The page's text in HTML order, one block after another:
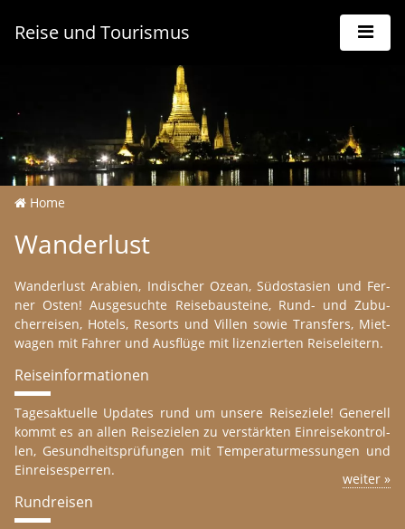
Reise und Tourismus
Home
Wan­der­lust
Wan­der­lust Arabi­en, In­di­scher Ozean, Süd­os­ta­si­en und Fer­
ner Osten! Aus­g­e­s­uch­te Reise­bau­s­tei­ne, Rund- und Zu­bu­
cher­reis­en, Ho­tels, Re­sorts und Vil­len sowie Trans­fers, Miet­
wa­gen mit Fah­rer und Aus­flü­ge mit li­zen­zier­ten Reisel­ei­tern.
Reis­ein­forma­tio­nen
Ta­ges­ak­tu­el­le Up­dates rund um un­se­re Reis­e­zie­le! Ge­ne­rell
kommt es an allen Reis­e­zie­len zu ver­st­ärk­ten Ein­rei­se­kon­trol­
len, Ge­sund­heit­s­prü­fun­gen mit Tem­pe­ra­tur­mes­sun­gen und
Ein­reise­sper­ren.
wei­ter »
Run­dreis­en